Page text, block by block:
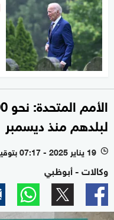
لبلدهم منذ ديسمبر
l 19 يناير 2025 - 07:17 بتوقيت أبوظبي
وكالات - أبوظبي